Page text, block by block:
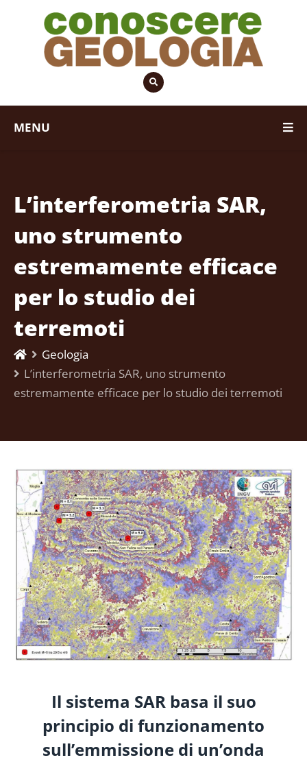
MENU
L’interferometria SAR,
uno strumento
estremamente efficace
per lo studio dei
terremoti
Geologia
L’interferometria SAR, uno strumento
estremamente efficace per lo studio dei terremoti
Il sistema SAR basa il suo
principio di funzionamento
sull’emmissione di un’onda